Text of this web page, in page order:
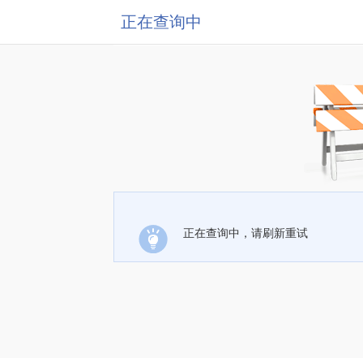
正在查询中
正在查询中，请刷新重试